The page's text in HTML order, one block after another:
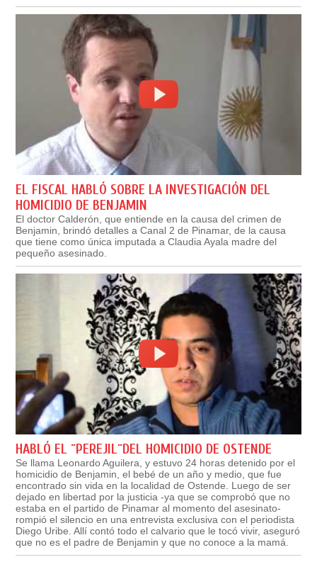
EL FISCAL HABLÓ SOBRE LA INVESTIGACIÓN DEL
HOMICIDIO DE BENJAMIN
El doctor Calderón, que entiende en la causa del crimen de
Benjamin, brindó detalles a Canal 2 de Pinamar, de la causa
que tiene como única imputada a Claudia Ayala madre del
pequeño asesinado.
HABLÓ EL ¨PEREJIL¨DEL HOMICIDIO DE OSTENDE
Se llama Leonardo Aguilera, y estuvo 24 horas detenido por el
homicidio de Benjamin, el bebé de un año y medio, que fue
encontrado sin vida en la localidad de Ostende. Luego de ser
dejado en libertad por la justicia -ya que se comprobó que no
estaba en el partido de Pinamar al momento del asesinato-
rompió el silencio en una entrevista exclusiva con el periodista
Diego Uribe. Allí contó todo el calvario que le tocó vivir, aseguró
que no es el padre de Benjamin y que no conoce a la mamá.